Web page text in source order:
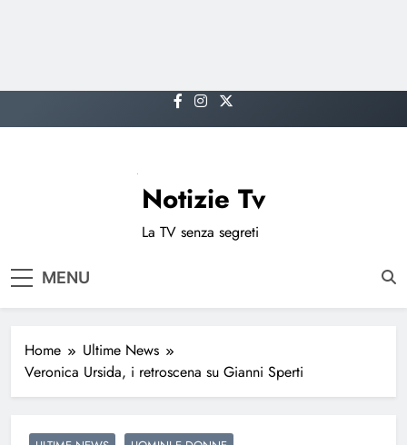
to
Notizie Tv
La TV senza segreti
MENU
Home
Ultime News
Veronica Ursida, i retroscena su Gianni Sperti